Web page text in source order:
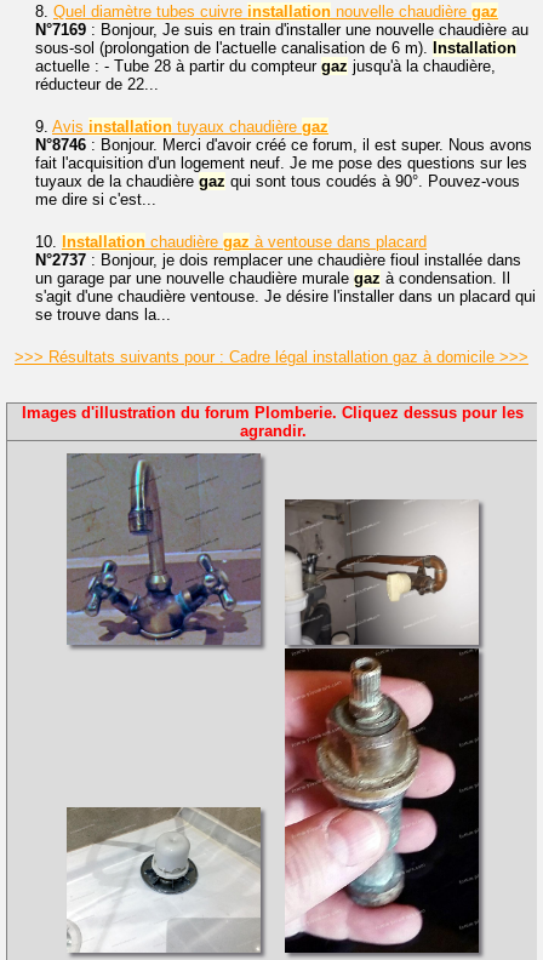
8. Quel diamètre tubes cuivre installation nouvelle chaudière gaz
N°7169 : Bonjour, Je suis en train d'installer une nouvelle chaudière au
sous-sol (prolongation de l'actuelle canalisation de 6 m). Installation
actuelle : - Tube 28 à partir du compteur gaz jusqu'à la chaudière,
réducteur de 22...
9. Avis installation tuyaux chaudière gaz
N°8746 : Bonjour. Merci d'avoir créé ce forum, il est super. Nous avons
fait l'acquisition d'un logement neuf. Je me pose des questions sur les
tuyaux de la chaudière gaz qui sont tous coudés à 90°. Pouvez-vous
me dire si c'est...
10. Installation chaudière gaz à ventouse dans placard
N°2737 : Bonjour, je dois remplacer une chaudière fioul installée dans
un garage par une nouvelle chaudière murale gaz à condensation. Il
s'agit d'une chaudière ventouse. Je désire l'installer dans un placard qui
se trouve dans la...
>>> Résultats suivants pour : Cadre légal installation gaz à domicile >>>
Images d'illustration du forum Plomberie. Cliquez dessus pour les
agrandir.